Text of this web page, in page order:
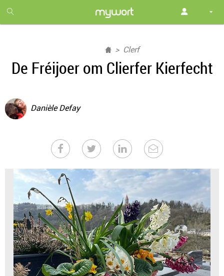
month
free
Clerf
De Fréijoer om Clierfer Kierfecht
Danièle Defay